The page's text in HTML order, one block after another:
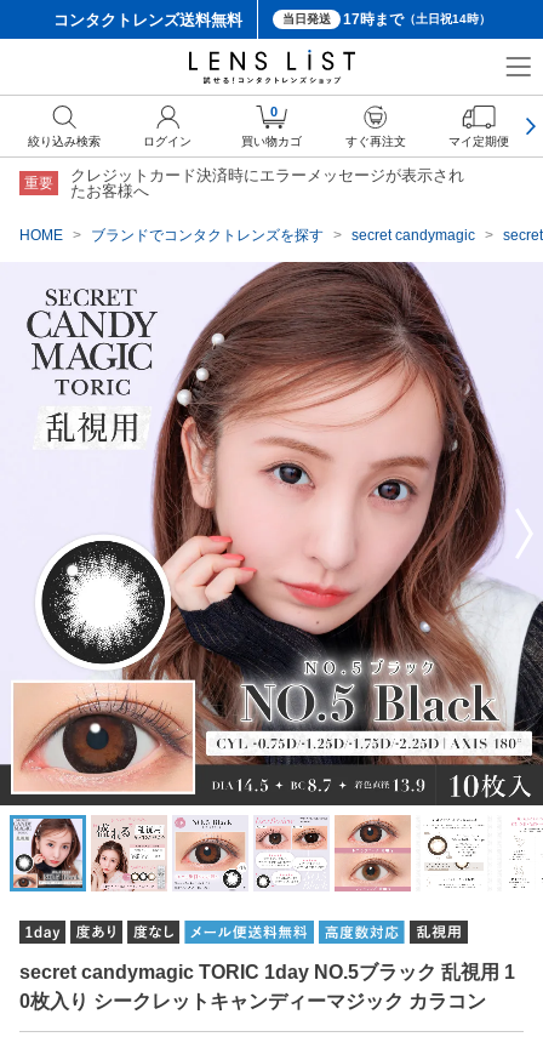
コンタクトレンズ送料無料 当日発送 17時まで（土日祝14時）
重要
クレジットカード決済時にエラーメッセージが表示され
たお客様へ
HOME ブランドでコンタクトレンズを探す secret candymagic
secret candymagic TORIC 1day NO.5ブラック 乱視用 1
0枚入り シークレットキャンディーマジック カラコン
絞り込み検索 ログイン
0
買い物カゴ すぐ再注文 マイ定期便
クーポン詳細